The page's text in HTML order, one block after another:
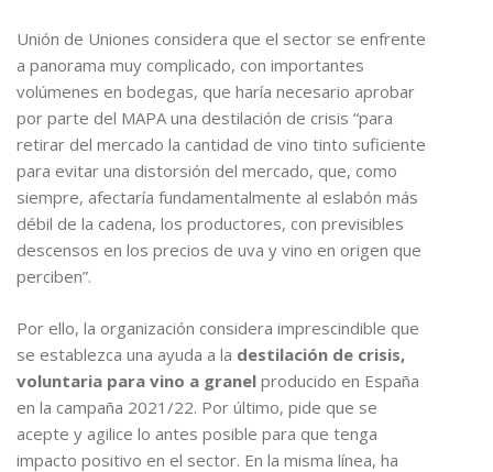
Unión de Uniones considera que el sector se enfrente
a panorama muy complicado, con importantes
volúmenes en bodegas, que haría necesario aprobar
por parte del MAPA una destilación de crisis “para
retirar del mercado la cantidad de vino tinto suficiente
para evitar una distorsión del mercado, que, como
siempre, afectaría fundamentalmente al eslabón más
débil de la cadena, los productores, con previsibles
descensos en los precios de uva y vino en origen que
perciben”.
Por ello, la organización considera imprescindible que
se establezca una ayuda a la destilación de crisis,
voluntaria para vino a granel producido en España
en la campaña 2021/22. Por último, pide que se
acepte y agilice lo antes posible para que tenga
impacto positivo en el sector. En la misma línea, ha